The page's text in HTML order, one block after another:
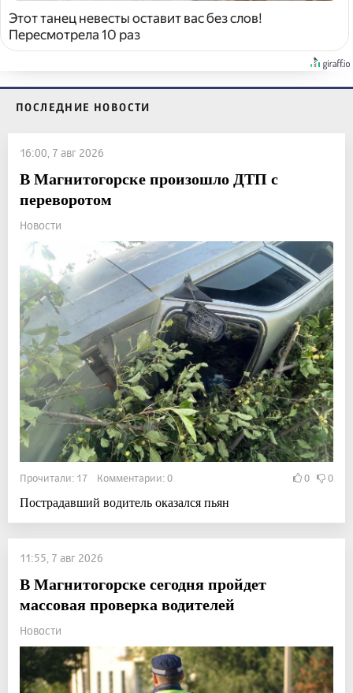
Этот танец невесты оставит вас без слов!
Пересмотрела 10 раз
ПОСЛЕДНИЕ НОВОСТИ
16:00, 7 авг 2026
В Магнитогорске произошло ДТП с
переворотом
Новости
Прочитали: 17 Комментарии: 0 0 0
Пострадавший водитель оказался пьян
11:55, 7 авг 2026
В Магнитогорске сегодня пройдет
массовая проверка водителей
Новости